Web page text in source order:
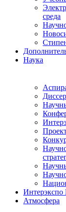
среда
Наука
Атмосфера